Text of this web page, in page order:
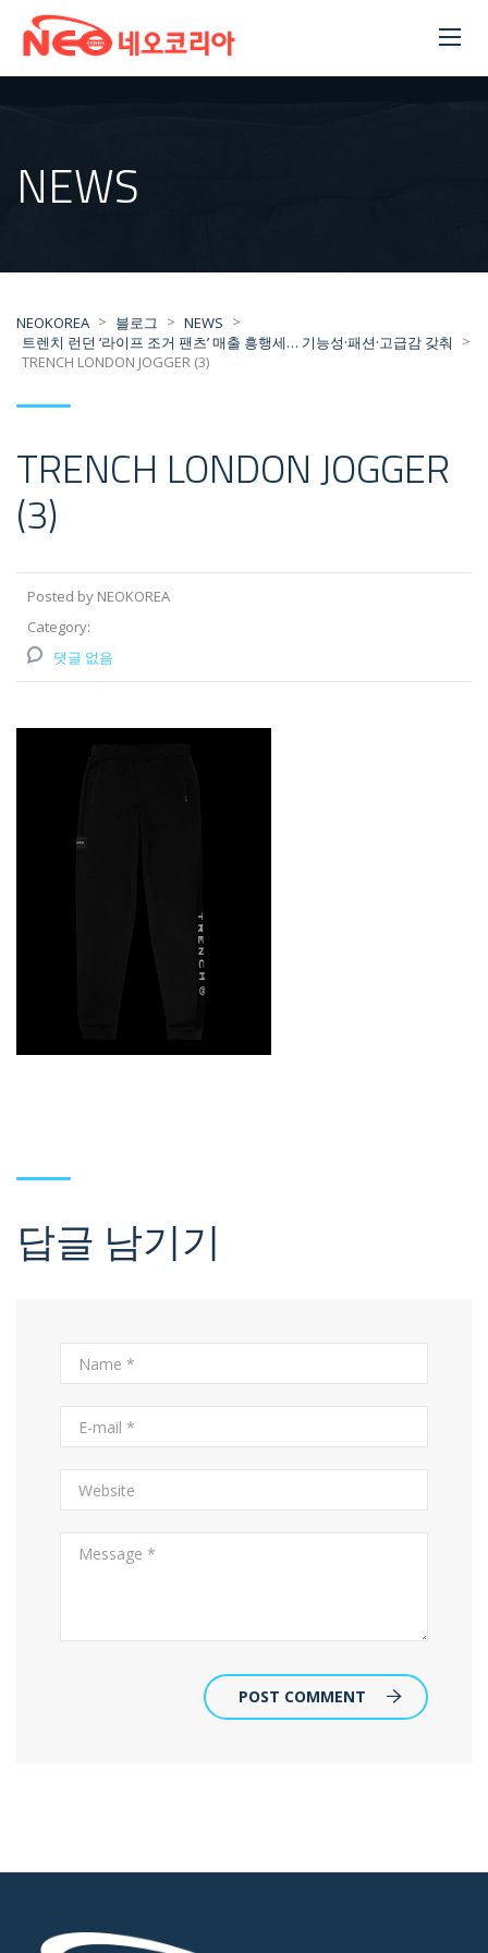
NEWS
NEOKOREA > 블로그 > NEWS >
트렌치 런던 ‘라이프 조거 팬츠’ 매출 흥행세… 기능성·패션·고급감 갖춰
>
TRENCH LONDON JOGGER (3)
TRENCH LONDON JOGGER
(3)
Posted by NEOKOREA
Category:
댓글 없음
답글 남기기
POST COMMENT